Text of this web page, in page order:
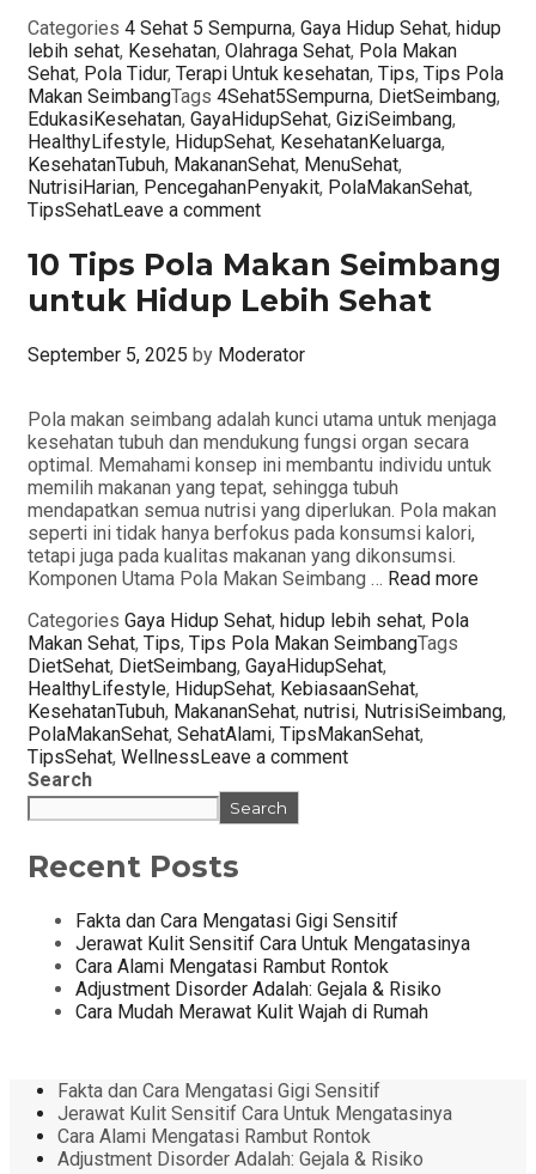
Categories 4 Sehat 5 Sempurna, Gaya Hidup Sehat, hidup
lebih sehat, Kesehatan, Olahraga Sehat, Pola Makan
Sehat, Pola Tidur, Terapi Untuk kesehatan, Tips, Tips Pola
Makan SeimbangTags 4Sehat5Sempurna, DietSeimbang,
EdukasiKesehatan, GayaHidupSehat, GiziSeimbang,
HealthyLifestyle, HidupSehat, KesehatanKeluarga,
KesehatanTubuh, MakananSehat, MenuSehat,
NutrisiHarian, PencegahanPenyakit, PolaMakanSehat,
TipsSehatLeave a comment
10 Tips Pola Makan Seimbang
untuk Hidup Lebih Sehat
September 5, 2025 by Moderator
Pola makan seimbang adalah kunci utama untuk menjaga
kesehatan tubuh dan mendukung fungsi organ secara
optimal. Memahami konsep ini membantu individu untuk
memilih makanan yang tepat, sehingga tubuh
mendapatkan semua nutrisi yang diperlukan. Pola makan
seperti ini tidak hanya berfokus pada konsumsi kalori,
tetapi juga pada kualitas makanan yang dikonsumsi.
Komponen Utama Pola Makan Seimbang … Read more
Categories Gaya Hidup Sehat, hidup lebih sehat, Pola
Makan Sehat, Tips, Tips Pola Makan SeimbangTags
DietSehat, DietSeimbang, GayaHidupSehat,
HealthyLifestyle, HidupSehat, KebiasaanSehat,
KesehatanTubuh, MakananSehat, nutrisi, NutrisiSeimbang,
PolaMakanSehat, SehatAlami, TipsMakanSehat,
TipsSehat, WellnessLeave a comment
Search
Search
Recent Posts
Fakta dan Cara Mengatasi Gigi Sensitif
Jerawat Kulit Sensitif Cara Untuk Mengatasinya
Cara Alami Mengatasi Rambut Rontok
Adjustment Disorder Adalah: Gejala & Risiko
Cara Mudah Merawat Kulit Wajah di Rumah
Fakta dan Cara Mengatasi Gigi Sensitif
Jerawat Kulit Sensitif Cara Untuk Mengatasinya
Cara Alami Mengatasi Rambut Rontok
Adjustment Disorder Adalah: Gejala & Risiko